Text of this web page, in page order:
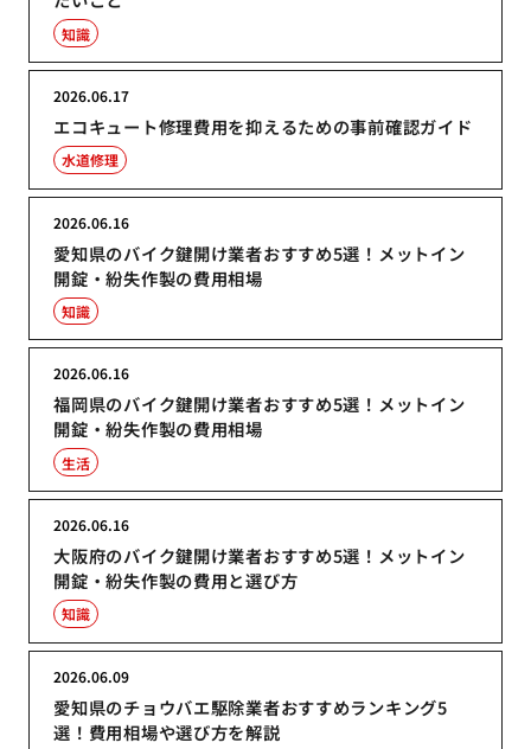
知識
エコキュート修理費用を抑えるための事前確認ガイド
2026.06.17
水道修理
愛知県のバイク鍵開け業者おすすめ5選！メットイン
開錠・紛失作製の費用相場
2026.06.16
知識
福岡県のバイク鍵開け業者おすすめ5選！メットイン
開錠・紛失作製の費用相場
2026.06.16
生活
大阪府のバイク鍵開け業者おすすめ5選！メットイン
開錠・紛失作製の費用と選び方
2026.06.16
知識
愛知県のチョウバエ駆除業者おすすめランキング5
選！費用相場や選び方を解説
2026.06.09